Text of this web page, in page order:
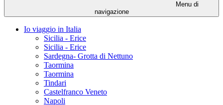
Menu di
navigazione
Io viaggio in Italia
Sicilia - Erice
Sicilia - Erice
Sardegna- Grotta di Nettuno
Taormina
Taormina
Tindari
Castelfranco Veneto
Napoli